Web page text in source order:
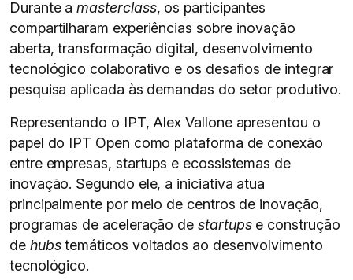
Durante amasterclass, os participantes
compartilharam experiências sobre inovação
aberta, transformação digital, desenvolvimento
tecnológico colaborativo e os desafios de integrar
pesquisa aplicada às demandas do setor produtivo.
Representando o IPT, Alex Vallone apresentou o
papel do IPT Open como plataforma de conexão
entre empresas, startups e ecossistemas de
inovação. Segundo ele, a iniciativa atua
principalmente por meio de centros de inovação,
programas de aceleração destartupse construção
de hubstemáticos voltados ao desenvolvimento
tecnológico.